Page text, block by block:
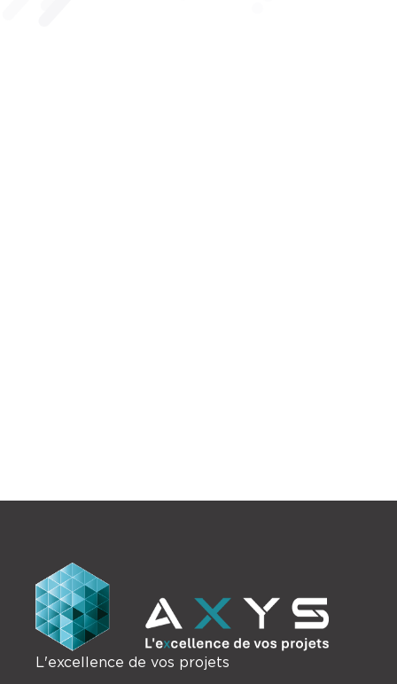
L'excellence de vos projets